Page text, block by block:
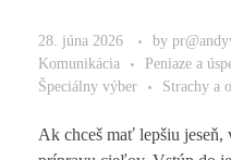
28. júna 2026 by
Komunikácia
Peniaze a
Špeciálny výber
Strachy a
Ak chceš mať lepšiu jeseň,